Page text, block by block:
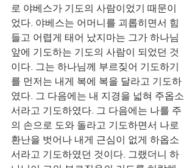
로 야베스가 기도의 사람이었기 때문이
었다. 야베스는 어머니를 괴롭히면서 힘
들고 어렵게 태어 났지마는 그가 하나님
앞에 기도하는 기도의 사람이 되었던 것
이다. 그는 하나님께 부르짖어 기도하기
를 먼저는 내게 복에 복을 달라고 기도하
였다. 그 다음에는 내 지경을 넓혀 주옵소
서라고 기도하였다. 그 다음에는 나를 주
의 손으로 도와 돌라고 기도하면서 나로
환난을 벗어나 내게 근심이 없게 하옵소
서라고 기도하였던 것이다. 그랬더니 하